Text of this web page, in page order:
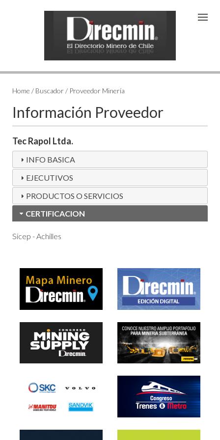
Home / Buscador / Proveedor Minería
Información Proveedor
Tec Rapol Ltda.
INFO BASICA
EJECUTIVOS
PRODUCTOS O SERVICIOS
CERTIFICACION
Sicep - Achilles